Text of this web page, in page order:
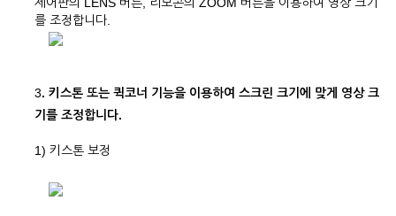
를 조정합니다.
3. 키스톤 또는 퀵코너 기능을 이용하여 스크린 크기에 맞게 영상 크
기를 조정합니다.
1) 키스톤 보정